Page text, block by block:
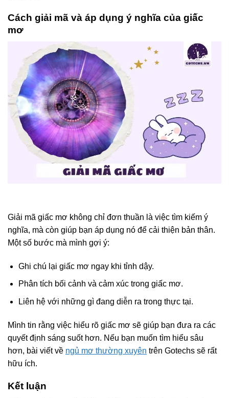
Cách giải mã và áp dụng ý nghĩa của giấc
mơ
Giải mã giấc mơ không chỉ đơn thuần là việc tìm kiếm ý
nghĩa, mà còn giúp bạn áp dụng nó để cải thiện bản thân.
Một số bước mà mình gợi ý:
Ghi chú lại giấc mơ ngay khi tỉnh dậy.
Phân tích bối cảnh và cảm xúc trong giấc mơ.
Liên hệ với những gì đang diễn ra trong thực tại.
Mình tin rằng việc hiểu rõ giấc mơ sẽ giúp bạn đưa ra các
quyết định sáng suốt hơn. Nếu bạn muốn tìm hiểu sâu
hơn, bài viết về ngủ mơ thường xuyên trên Gotechs sẽ rất
hữu ích.
Kết luận